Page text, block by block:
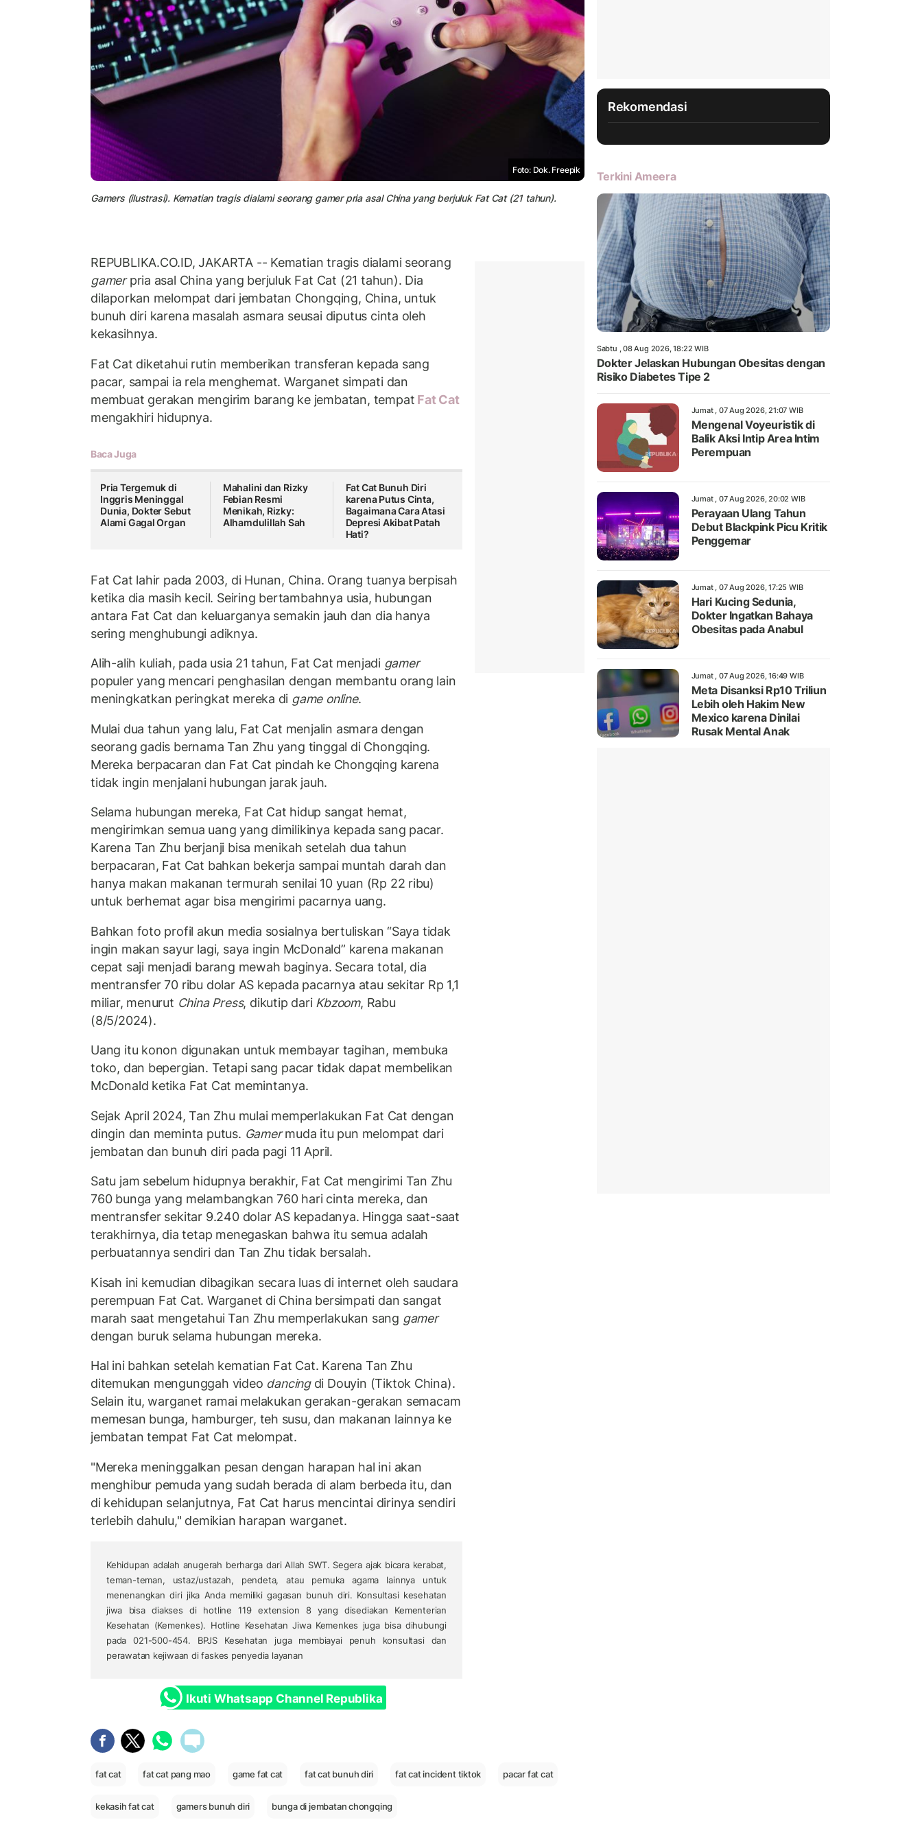
Foto: Dok. Freepik
Gamers (ilustrasi). Kematian tragis dialami seorang gamer pria asal China yang berjuluk Fat Cat (21 tahun).
REPUBLIKA.CO.ID, JAKARTA -- Kematian tragis dialami seorang
gamerpria asal China yang berjuluk Fat Cat (21 tahun). Dia
dilaporkan melompat dari jembatan Chongqing, China, untuk
bunuh diri karena masalah asmara seusai diputus cinta oleh
kekasihnya.
Fat Cat diketahui rutin memberikan transferan kepada sang
pacar, sampai ia rela menghemat. Warganet simpati dan
membuat gerakan mengirim barang ke jembatan, tempat Fat Cat
mengakhiri hidupnya.
Baca Juga
Pria Tergemuk di
Inggris Meninggal
Dunia, Dokter Sebut
Alami Gagal Organ
Mahalini dan Rizky
Febian Resmi
Menikah, Rizky:
Alhamdulillah Sah
Fat Cat Bunuh Diri
karena Putus Cinta,
Bagaimana Cara Atasi
Depresi Akibat Patah
Hati?
Fat Cat lahir pada 2003, di Hunan, China. Orang tuanya berpisah
ketika dia masih kecil. Seiring bertambahnya usia, hubungan
antara Fat Cat dan keluarganya semakin jauh dan dia hanya
sering menghubungi adiknya.
Alih-alih kuliah, pada usia 21 tahun, Fat Cat menjadi gamer
populer yang mencari penghasilan dengan membantu orang lain
meningkatkan peringkat mereka di game online.
Mulai dua tahun yang lalu, Fat Cat menjalin asmara dengan
seorang gadis bernama Tan Zhu yang tinggal di Chongqing.
Mereka berpacaran dan Fat Cat pindah ke Chongqing karena
tidak ingin menjalani hubungan jarak jauh.
Selama hubungan mereka, Fat Cat hidup sangat hemat,
mengirimkan semua uang yang dimilikinya kepada sang pacar.
Karena Tan Zhu berjanji bisa menikah setelah dua tahun
berpacaran, Fat Cat bahkan bekerja sampai muntah darah dan
hanya makan makanan termurah senilai 10 yuan (Rp 22 ribu)
untuk berhemat agar bisa mengirimi pacarnya uang.
Bahkan foto profil akun media sosialnya bertuliskan “Saya tidak
ingin makan sayur lagi, saya ingin McDonald” karena makanan
cepat saji menjadi barang mewah baginya. Secara total, dia
mentransfer 70 ribu dolar AS kepada pacarnya atau sekitar Rp 1,1
miliar, menurut China Press, dikutip dari Kbzoom, Rabu
(8/5/2024).
Uang itu konon digunakan untuk membayar tagihan, membuka
toko, dan bepergian. Tetapi sang pacar tidak dapat membelikan
McDonald ketika Fat Cat memintanya.
Sejak April 2024, Tan Zhu mulai memperlakukan Fat Cat dengan
dingin dan meminta putus. Gamermuda itu pun melompat dari
jembatan dan bunuh diri pada pagi 11 April.
Satu jam sebelum hidupnya berakhir, Fat Cat mengirimi Tan Zhu
760 bunga yang melambangkan 760 hari cinta mereka, dan
mentransfer sekitar 9.240 dolar AS kepadanya. Hingga saat-saat
terakhirnya, dia tetap menegaskan bahwa itu semua adalah
perbuatannya sendiri dan Tan Zhu tidak bersalah.
Kisah ini kemudian dibagikan secara luas di internet oleh saudara
perempuan Fat Cat. Warganet di China bersimpati dan sangat
marah saat mengetahui Tan Zhu memperlakukan sang gamer
dengan buruk selama hubungan mereka.
Hal ini bahkan setelah kematian Fat Cat. Karena Tan Zhu
ditemukan mengunggah video dancingdi Douyin (Tiktok China).
Selain itu, warganet ramai melakukan gerakan-gerakan semacam
memesan bunga, hamburger, teh susu, dan makanan lainnya ke
jembatan tempat Fat Cat melompat.
"Mereka meninggalkan pesan dengan harapan hal ini akan
menghibur pemuda yang sudah berada di alam berbeda itu, dan
di kehidupan selanjutnya, Fat Cat harus mencintai dirinya sendiri
terlebih dahulu," demikian harapan warganet.
Kehidupan adalah anugerah berharga dari Allah SWT. Segera ajak bicara kerabat,
teman-teman, ustaz/ustazah, pendeta, atau pemuka agama lainnya untuk
menenangkan diri jika Anda memiliki gagasan bunuh diri. Konsultasi kesehatan
jiwa bisa diakses di hotline 119 extension 8 yang disediakan Kementerian
Kesehatan (Kemenkes). Hotline Kesehatan Jiwa Kemenkes juga bisa dihubungi
pada 021-500-454. BPJS Kesehatan juga membiayai penuh konsultasi dan
perawatan kejiwaan di faskes penyedia layanan
Ikuti Whatsapp Channel Republika
fat cat fat cat pang mao game fat cat fat cat bunuh diri fat cat incident tiktok pacar fat cat
kekasih fat cat gamers bunuh diri bunga di jembatan chongqing
Rekomendasi
Terkini Ameera
Sabtu , 08 Aug 2026, 18:22 WIB
Dokter Jelaskan Hubungan Obesitas dengan
Risiko Diabetes Tipe 2
Jumat , 07 Aug 2026, 21:07 WIB
Mengenal Voyeuristik di
Balik Aksi Intip Area Intim
Perempuan
Jumat , 07 Aug 2026, 20:02 WIB
Perayaan Ulang Tahun
Debut Blackpink Picu Kritik
Penggemar
Jumat , 07 Aug 2026, 17:25 WIB
Hari Kucing Sedunia,
Dokter Ingatkan Bahaya
Obesitas pada Anabul
Jumat , 07 Aug 2026, 16:49 WIB
Meta Disanksi Rp10 Triliun
Lebih oleh Hakim New
Mexico karena Dinilai
Rusak Mental Anak